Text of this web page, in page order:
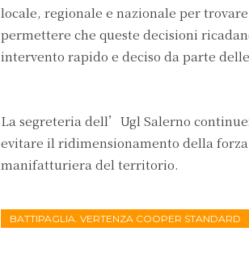
locale, regionale e nazionale per
permettere che queste decisioni
intervento rapido e deciso da parte
La segreteria dell’Ugl Salerno
evitare il ridimensionamento della
manifatturiera del territorio.
BATTIPAGLIA. VERTENZA COOPER STANDARD